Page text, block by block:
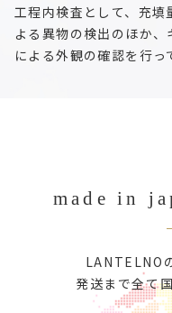
工程内検査として、充
よる異物の検出のほか
による外観の確認を行っ
made in
LANTELNO
発送まで全て